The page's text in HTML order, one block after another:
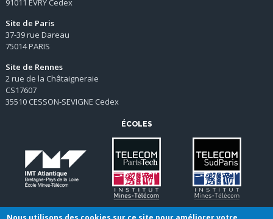
Site de Paris
37-39 rue Dareau
75014 PARIS
Site de Rennes
2 rue de la Châtaigneraie
CS17607
35510 CESSON-SEVIGNE Cedex
ÉCOLES